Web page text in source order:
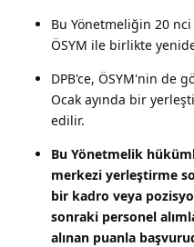
Bu Yönetmeliğin 20
ÖSYM ile birlikte
DPB'ce, ÖSYM'nin de
Ocak ayında bir
edilir.
Bu Yönetmelik
merkezi yerleştirme
bir kadro veya
sonraki personel
alınan puanla